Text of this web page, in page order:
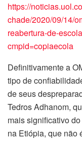
https://
chade/2020/09/14/
reabertura-de-
cmpid=copiaecola
Definitivamente a
tipo de
de seus
Tedros Adhanom,
mais significativo
na Etiópia, que não